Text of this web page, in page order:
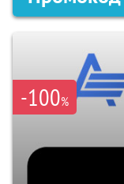
-100%